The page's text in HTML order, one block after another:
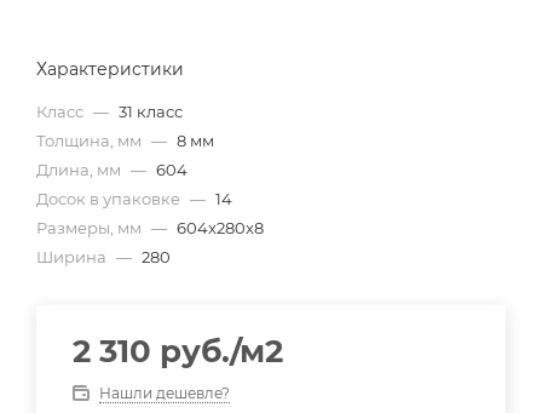
Характеристики
Класс — 31 класс
Толщина, мм — 8 мм
Длина, мм — 604
Досок в упаковке — 14
Размеры, мм — 604x280x8
Ширина — 280
2 310 руб./м2
Нашли дешевле?